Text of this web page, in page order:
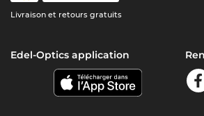
Livraison et retours gratuits
Edel-Optics application